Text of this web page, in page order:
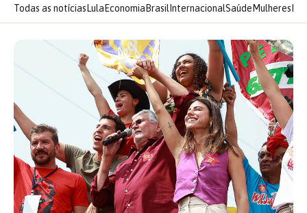
Todas as notícias Lula Economia Brasil InternacionalSaúde Mulheres